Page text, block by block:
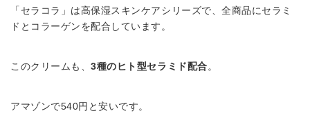
「セラコラ」は高保湿スキンケアシリーズで、全商品にセラミ
ドとコラーゲンを配合しています。
このクリームも、3種のヒト型セラミド配合。
アマゾンで540円と安いです。